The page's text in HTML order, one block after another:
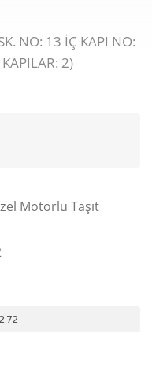
NO: 13 İÇ KAPI NO:
2)
Motorlu Taşıt
72